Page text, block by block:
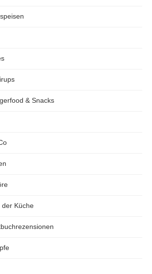
& Snacks
der Küche